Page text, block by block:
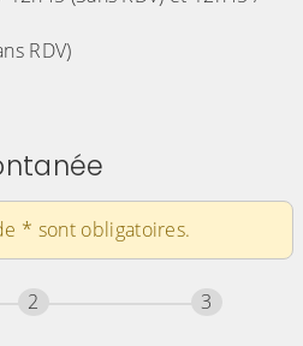
RDV)
* sont obligatoires.
Étape
2 Étape
3